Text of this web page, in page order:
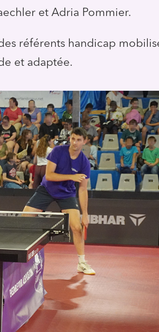
et Adria Pommier.
référents handicap
et adaptée.